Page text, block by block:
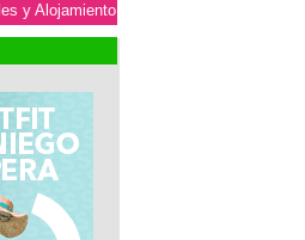
y Alojamiento